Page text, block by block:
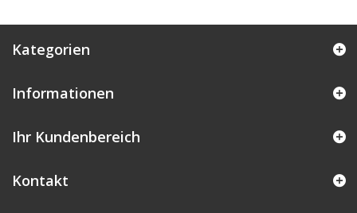
Kategorien
Informationen
Ihr Kundenbereich
Kontakt